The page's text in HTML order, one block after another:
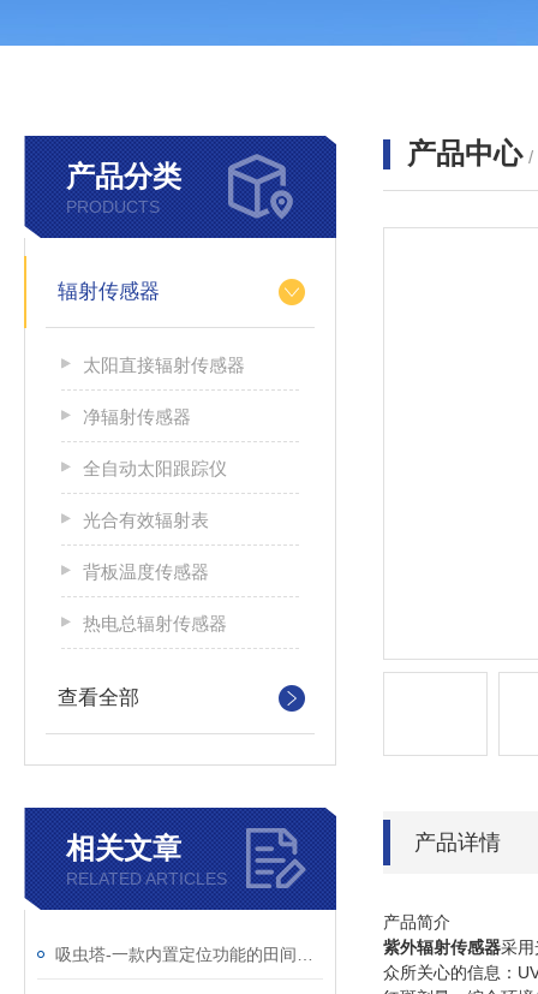
产品分类
PRODUCTS
辐射传感器
太阳直接辐射传感器
净辐射传感器
全自动太阳跟踪仪
光合有效辐射表
背板温度传感器
热电总辐射传感器
查看全部
相关文章
RELATED ARTICLES
产品中心 /
产品详情
产品简介
紫外辐射传感器采用
众所关心的信息：